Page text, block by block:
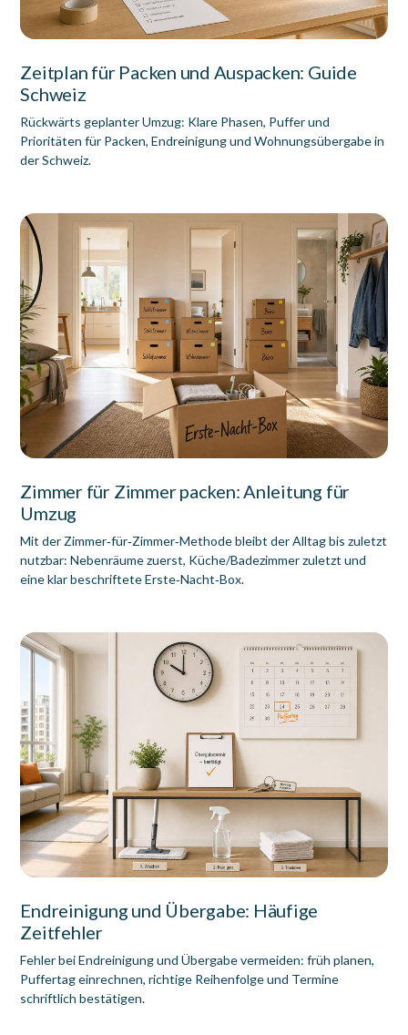
Zeitplan für Packen und Auspacken: Guide
Schweiz
Rückwärts geplanter Umzug: Klare Phasen, Puffer und
Prioritäten für Packen, Endreinigung und Wohnungsübergabe in
der Schweiz.
Zimmer für Zimmer packen: Anleitung für
Umzug
Mit der Zimmer‑für‑Zimmer‑Methode bleibt der Alltag bis zuletzt
nutzbar: Nebenräume zuerst, Küche/Badezimmer zuletzt und
eine klar beschriftete Erste‑Nacht‑Box.
Endreinigung und Übergabe: Häufige
Zeitfehler
Fehler bei Endreinigung und Übergabe vermeiden: früh planen,
Puffertag einrechnen, richtige Reihenfolge und Termine
schriftlich bestätigen.